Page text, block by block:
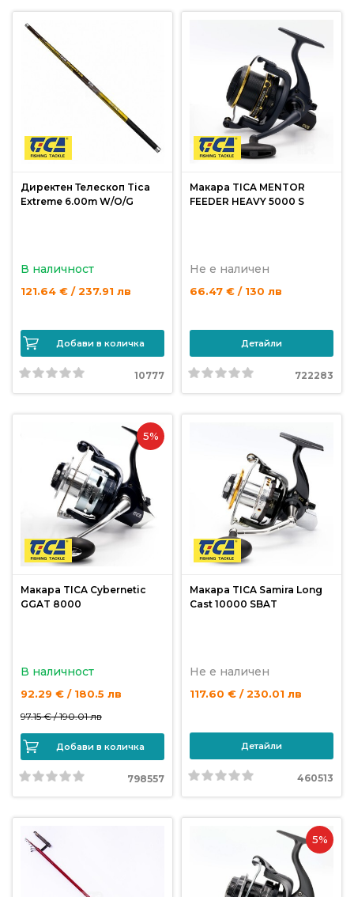
нас
Контакти
и
рекламация
ползване
за
поверителност
“бисквитки”
(Cookie)
Copyright
2026
Всички
права
и
Дизайн
от
Weberest
Директен Телескоп Tica
Extreme 6.00m W/O/G
В наличност
121.64 € / 237.91 лв
Добави в количка
10777
Макара TICA MENTOR
FEEDER HEAVY 5000 S
Не е наличен
66.47 € / 130 лв
Детайли
722283
5%
Макара TICA Cybernetic
GGAT 8000
В наличност
92.29 € / 180.5 лв
97.15 € /190.01 лв
Добави в количка
798557
Макара TICA Samira Long
Cast 10000 SBAT
Не е наличен
117.60 € / 230.01 лв
Детайли
460513
5%